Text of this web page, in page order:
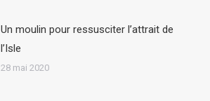
Un moulin pour ressusciter l’attrait de
l’Isle
28 mai 2020